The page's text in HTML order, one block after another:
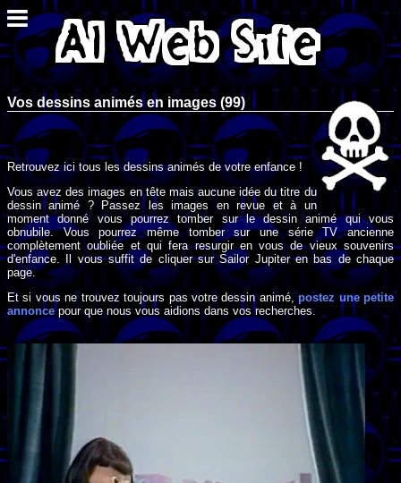
Vos dessins animés en images (99)
Retrouvez ici tous les dessins animés de votre enfance !
Vous avez des images en tête mais aucune idée du titre du
dessin animé ? Passez les images en revue et à un
moment donné vous pourrez tomber sur le dessin animé qui vous
obnubile. Vous pourrez même tomber sur une série TV ancienne
complètement oubliée et qui fera resurgir en vous de vieux souvenirs
d'enfance. Il vous suffit de cliquer sur Sailor Jupiter en bas de chaque
page.
Et si vous ne trouvez toujours pas votre dessin animé,postez une petite
annoncepour que nous vous aidions dans vos recherches.